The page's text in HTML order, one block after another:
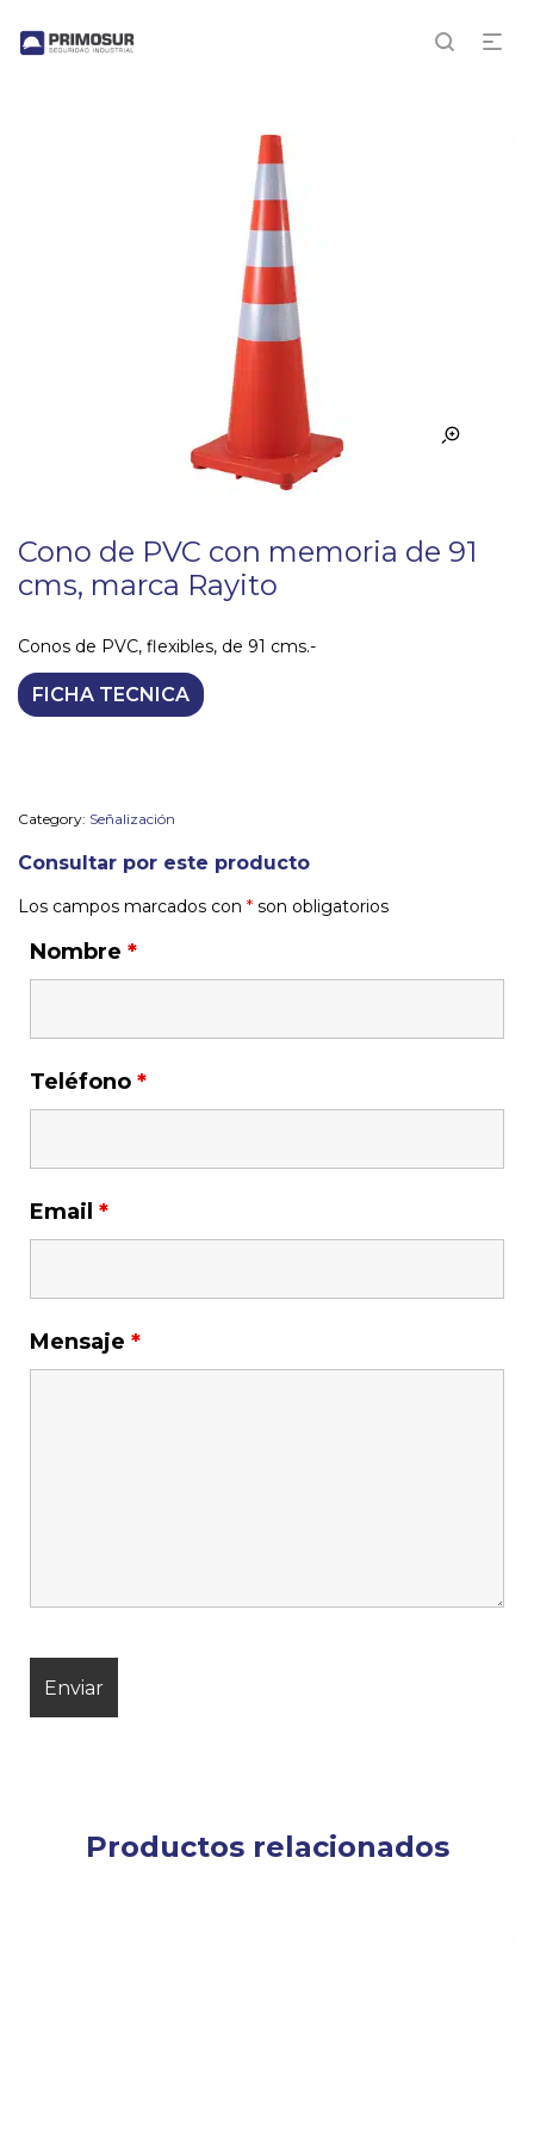
Cono de PVC con memoria de 91
cms, marca Rayito
Conos de PVC, flexibles, de 91 cms.-
FICHA TECNICA
Category: Señalización
Consultar por este producto
Los campos marcados con * son obligatorios
Nombre *
Teléfono *
Email *
Mensaje *
Productos relacionados